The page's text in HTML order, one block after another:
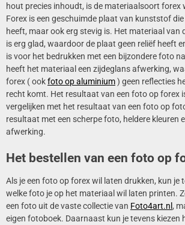
hout precies inhoudt, is de materiaalsoort forex
Forex is een geschuimde plaat van kunststof
heeft, maar ook erg stevig is. Het materiaal van
is erg glad, waardoor de plaat geen reliëf heeft
is voor het bedrukken met een bijzondere foto
heeft het materiaal een zijdeglans afwerking,
forex ( ookfoto op aluminium) geen reflecties
recht komt. Het resultaat van een foto op forex
vergelijken met het resultaat van een foto op
resultaat met een scherpe foto, heldere kleuren
afwerking.
Het bestellen van een foto op
Als je een foto op forex wil laten drukken, kun je
welke foto je op het materiaal wil laten printen.
een foto uit de vaste collectie van Foto4art.nl ,
eigen fotoboek. Daarnaast kun je tevens kiezen